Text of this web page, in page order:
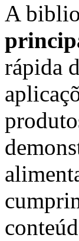
A
rápida